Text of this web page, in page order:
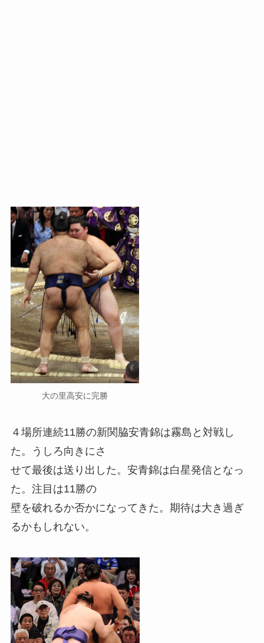
大の里高安に完勝
４場所連続11勝の新関脇安青錦は霧島と対戦し
た。うしろ向きにさ
せて最後は送り出した。安青錦は白星発信となっ
た。注目は11勝の
壁を破れるか否かになってきた。期待は大き過ぎ
るかもしれない。